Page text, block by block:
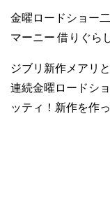
金曜ロードショー
マーニー 借りぐら
ジブリ新作メアリ
連続金曜ロードシ
ッティ！新作を作